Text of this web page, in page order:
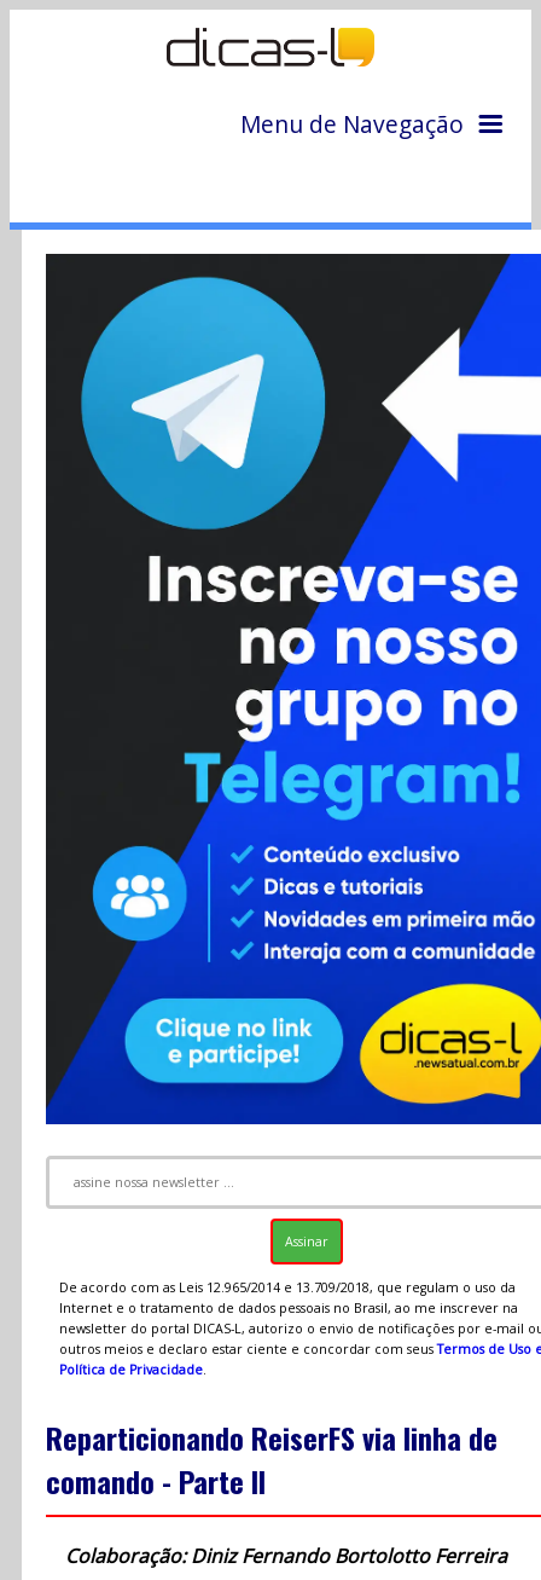
Menu de Navegação
Colunas
Colaboradores
Cursos
Enviar Dica
Contato
RSS
De acordo com as Leis 12.965/2014 e 13.709/2018, que regulam o uso da
Internet e o tratamento de dados pessoais no Brasil, ao me inscrever na
newsletter do portal DICAS-L, autorizo o envio de notificações por e-mail
outros meios e declaro estar ciente e concordar com seusTermos de Uso
Política de Privacidade.
Reparticionando ReiserFS via linha de
comando - Parte II
Colaboração: Diniz Fernando Bortolotto Ferreira